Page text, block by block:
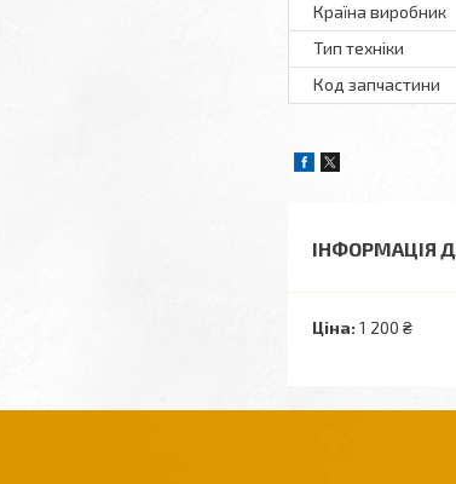
Країна виробник
Тип техніки
Код запчастини
ІНФОРМАЦІЯ
Ціна: 1 200 ₴